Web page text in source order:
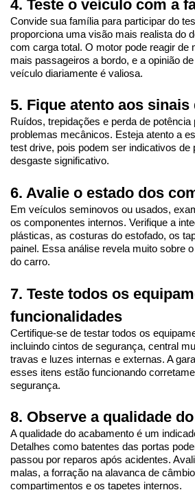
4. Teste o veículo com a
Convide sua família para participar do
proporciona uma visão mais realista do
com carga total. O motor pode reagir de
mais passageiros a bordo, e a opinião
veículo diariamente é valiosa.
5. Fique atento aos
Ruídos, trepidações e perda de potência
problemas mecânicos. Esteja atento a
test drive, pois podem ser indicativos de
desgaste significativo.
6. Avalie o estado dos
Em veículos seminovos ou usados,
os componentes internos. Verifique a
plásticas, as costuras do estofado, os
painel. Essa análise revela muito sobre
do carro.
7. Teste todos os
funcionalidades
Certifique-se de testar todos os
incluindo cintos de segurança, central
travas e luzes internas e externas. A
esses itens estão funcionando
segurança.
8. Observe a qualidade
A qualidade do acabamento é um
Detalhes como batentes das portas
passou por reparos após acidentes.
malas, a forração na alavanca de
compartimentos e os tapetes internos.